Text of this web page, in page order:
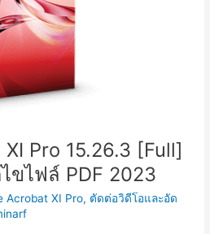
Pro 15.26.3 [Full]
ขไฟล์ PDF 2023
Acrobat XI Pro, ตัดต่อวิดีโอและอัด